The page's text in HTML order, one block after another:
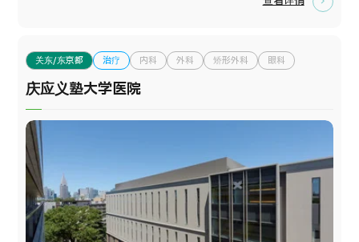
私的舒适就诊环境 为提升就诊体验，设施设计充分考虑隐
个人空间。 3．引进先进的MRI、CT及影像设备 为确保安
心就诊，配备了包括MRI、CT在内的先进检查设备及影像
处理系统。通过提升检查精度与缩短检查时间，有助于减
轻受检者的身心负担。
关东/东京都 治疗 内科 外科 矫形外科 眼科
庆应义塾大学医院